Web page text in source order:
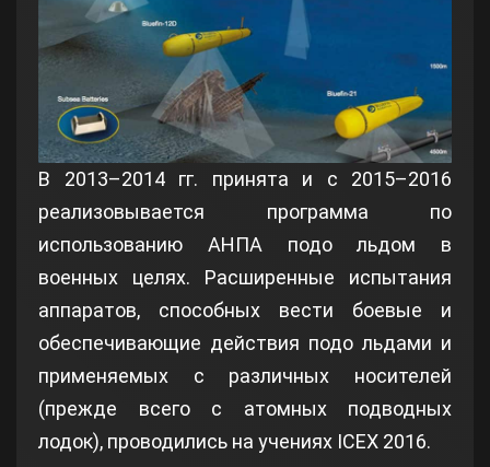
В 2013–2014 гг. принята и с 2015–2016
реализовывается программа по
использованию АНПА подо льдом в
военных целях. Расширенные испытания
аппаратов, способных вести боевые и
обеспечивающие действия подо льдами и
применяемых с различных носителей
(прежде всего с атомных подводных
лодок), проводились на учениях ICEX 2016.